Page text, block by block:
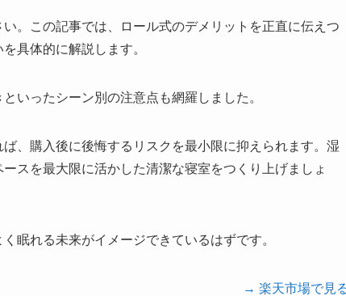
。この記事では、ロール式のデメリットを正直に伝えつ
具体的に解説します。
いったシーン別の注意点も網羅しました。
、購入後に後悔するリスクを最小限に抑えられます。湿
スを最大限に活かした清潔な寝室をつくり上げましょ
眠れる未来がイメージできているはずです。
→ 楽天市場で見